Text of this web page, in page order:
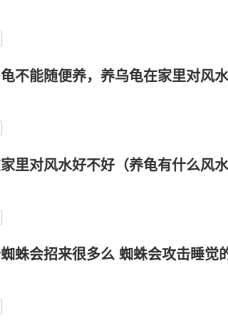
不能随便养，养乌龟在家里对风
里对风水好不好（养龟有什么风水
蛛会招来很多么 蜘蛛会攻击睡觉